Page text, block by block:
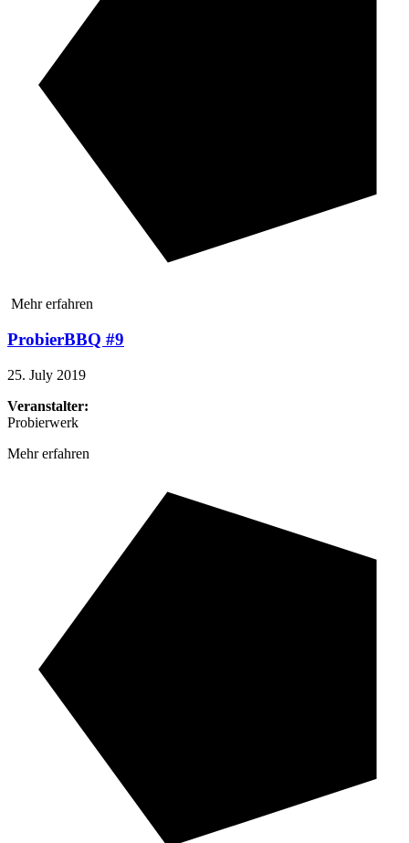
Mehr erfahren
ProbierBBQ #9
25. July 2019
Veranstalter:
Probierwerk
Mehr erfahren